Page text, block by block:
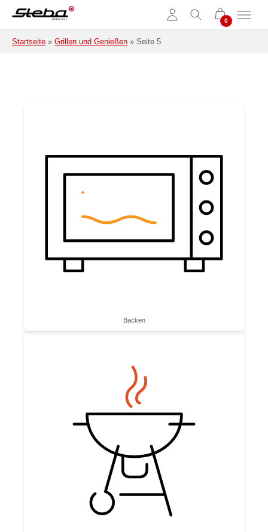
Zum Hauptinhalt springen
Startseite » Grillen und Genießen » Seite 5
Backen